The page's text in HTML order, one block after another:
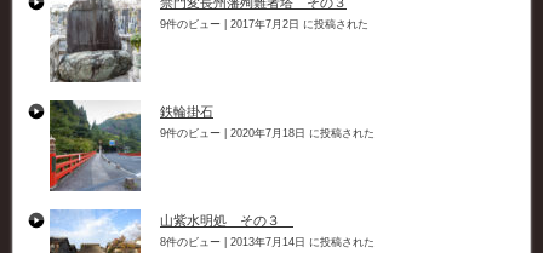
9件のビュー 2017年7月2日 に投稿された
鉄輪掛石
9件のビュー 2020年7月18日 に投稿された
山紫水明処 その３
8件のビュー 2013年7月14日 に投稿された